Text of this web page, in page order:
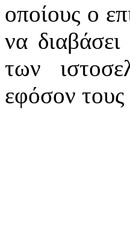
οποίους ο
να
των
εφόσον